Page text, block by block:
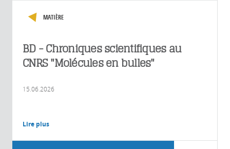
MATIÈRE
BD - Chroniques scientifiques au
CNRS "Molécules en bulles"
15.06.2026
Lire plus